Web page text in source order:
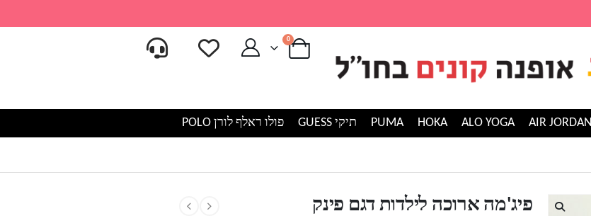
0
AIR JORDAN
ALO YOGA
HOKA
PUMA תיקי GUESS פולו ראלף לורן POLO
פיג'מה ארוכה לילדות דגם פינק